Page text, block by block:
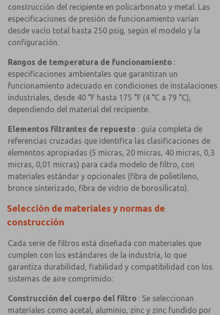
construcción del recipiente en policarbonato y metal. Las
especificaciones de presión de funcionamiento varían
desde vacío total hasta 250 psig, según el modelo y la
configuración.
Rangos de temperatura de funcionamiento :
especificaciones ambientales que garantizan un
funcionamiento adecuado en condiciones de instalaciones
industriales, desde 40 °F hasta 175 °F (4 °C a 79 °C),
dependiendo del material del recipiente.
Elementos filtrantes de repuesto : guía completa de
referencias cruzadas que identifica las clasificaciones de
elementos apropiadas (5 micras, 20 micras, 40 micras, 0,3
micras, 0,01 micras) para cada modelo de filtro, con
materiales estándar y opcionales (fibra de polietileno,
bronce sinterizado, fibra de vidrio de borosilicato).
Selección de materiales y normas de
construcción
Cada serie de filtros está diseñada con materiales que
cumplen con los estándares de la industria, lo que
garantiza durabilidad, fiabilidad y compatibilidad con los
sistemas de aire comprimido:
Construcción del cuerpo del filtro : Se seleccionan
materiales como acetal, aluminio, zinc y zinc fundido por